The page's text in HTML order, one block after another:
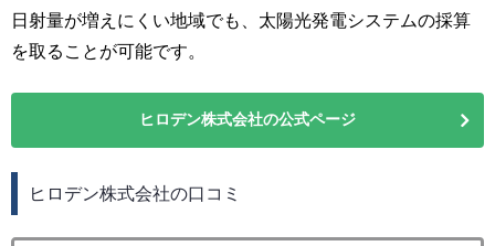
日射量が増えにくい地域でも、太陽光発電システムの採算
を取ることが可能です。
ヒロデン株式会社の公式ページ
ヒロデン株式会社の口コミ